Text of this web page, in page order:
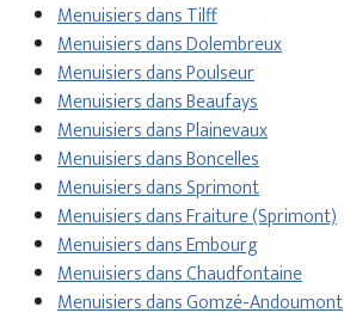
Menuisiers dans Tilff
Menuisiers dans Dolembreux
Menuisiers dans Poulseur
Menuisiers dans Beaufays
Menuisiers dans Plainevaux
Menuisiers dans Boncelles
Menuisiers dans Sprimont
Menuisiers dans Fraiture (Sprimont)
Menuisiers dans Embourg
Menuisiers dans Chaudfontaine
Menuisiers dans Gomzé-Andoumont